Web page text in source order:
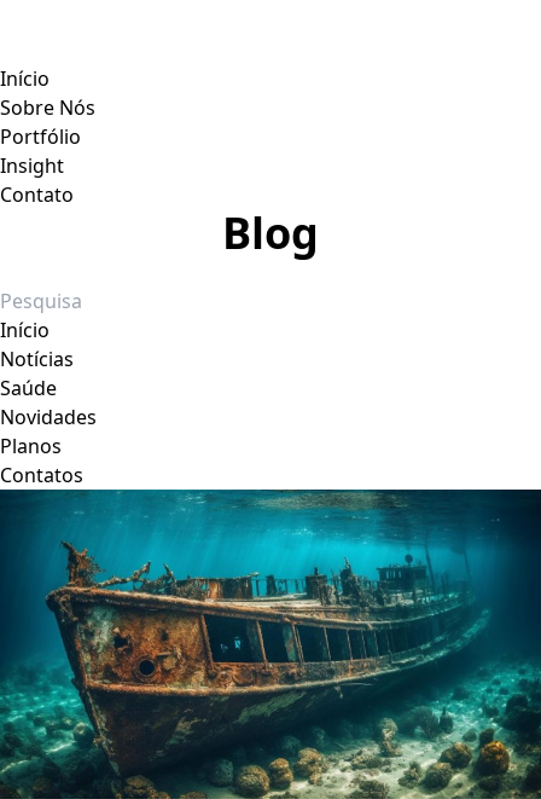
Início
Sobre Nós
Portfólio
Insight
Contato
Blog
Início
Notícias
Saúde
Novidades
Planos
Contatos